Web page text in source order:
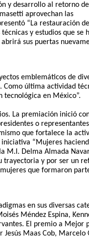
y desarrollo al retorno de
aprovechan las
“La restauración
y estudios que se
sus puertas
emblemáticos de
Como última actividad
tecnológica en México”.
La premiación inició
o
que fortalece la
“Mujeres
M.I. Delma Almada
trayectoria y por ser un
que formaron
en sus diversas
Méndez Espina,
El premio a Mejor
Maas Cob, Marcelo